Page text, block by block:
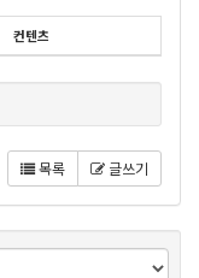
컨텐츠
목록 글쓰기